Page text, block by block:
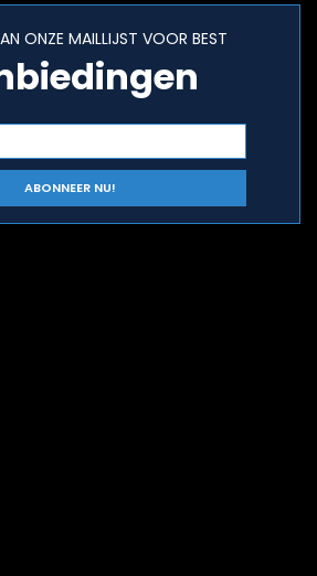
ONZE MAILLIJST VOOR BEST